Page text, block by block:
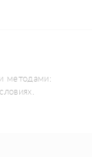
методами: